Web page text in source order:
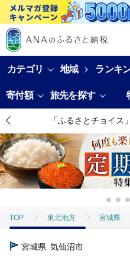
カテゴリ 地域 ランキ
寄付額 旅先を探す
「ふるさとチョイス
TOP 東北地方 宮城県
TOP
宮城県 気仙沼市